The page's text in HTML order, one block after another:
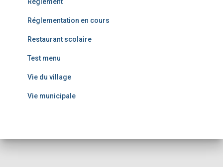
Réglementation en cours
Restaurant scolaire
Test menu
Vie du village
Vie municipale